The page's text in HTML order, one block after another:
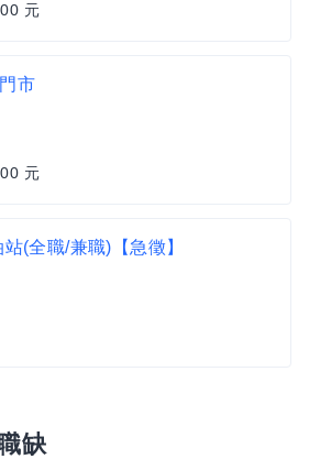
元
市
元
(全職/兼職)【急徵】
缺